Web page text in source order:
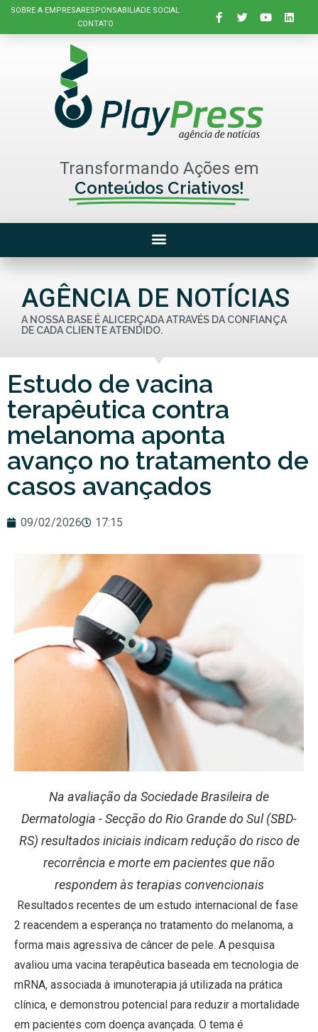
SOBRE A EMPRESARESPONSABILIADE SOCIAL
CONTATO
Transformando Ações em
Conteúdos Criativos!
AGÊNCIA DE NOTÍCIAS
A NOSSA BASE É ALICERÇADA ATRAVÉS DA CONFIANÇA
DE CADA CLIENTE ATENDIDO.
Estudo de vacina
terapêutica contra
melanoma aponta
avanço no tratamento de
casos avançados
09/02/2026 17:15
Na avaliação da Sociedade Brasileira de
Dermatologia - Secção do Rio Grande do Sul (SBD-
RS) resultados iniciais indicam redução do risco de
recorrência e morte em pacientes que não
respondem às terapias convencionais
Resultados recentes de um estudo internacional de fase
2 reacendem a esperança no tratamento do melanoma, a
forma mais agressiva de câncer de pele. A pesquisa
avaliou uma vacina terapêutica baseada em tecnologia de
mRNA, associada à imunoterapia já utilizada na prática
clínica, e demonstrou potencial para reduzir a mortalidade
em pacientes com doença avançada. O tema é